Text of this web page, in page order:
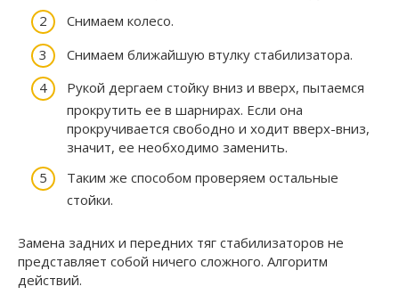
Снимаем колесо.
Снимаем ближайшую втулку стабилизатора.
Рукой дергаем стойку вниз и вверх, пытаемся
прокрутить ее в шарнирах. Если она
прокручивается свободно и ходит вверх-вниз,
значит, ее необходимо заменить.
Таким же способом проверяем остальные
стойки.
Замена задних и передних тяг стабилизаторов не
представляет собой ничего сложного. Алгоритм
действий.